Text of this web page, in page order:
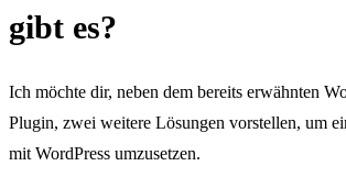
gibt es?
Ich möchte dir, neben dem bereits erwähnten
Plugin, zwei weitere Lösungen vorstellen, um
mit WordPress umzusetzen.